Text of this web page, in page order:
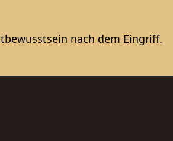
nach dem Eingriff.